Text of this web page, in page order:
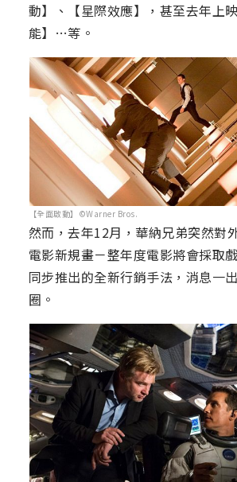
動】、【星際效應】，甚至去年上
能】…等。
【全面啟動】©Warner Bros.
然而，去年12月，華納兄弟突然對
電影新規畫－整年度電影將會採取
同步推出的全新行銷手法，消息一
圈。